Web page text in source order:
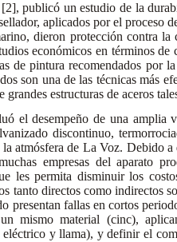
publicó un estudio de la
aplicados por el proceso
dieron protección contra
económicos en términos
de pintura recomendados
son una de las técnicas más
estructuras de aceros
el desempeño de una amplia
discontinuo,
atmósfera de La Voz. Debido
empresas del aparato
les permita disminuir los
tanto directos como indirectos
presentan fallas en cortos
mismo material (cinc),
y llama), y definir el